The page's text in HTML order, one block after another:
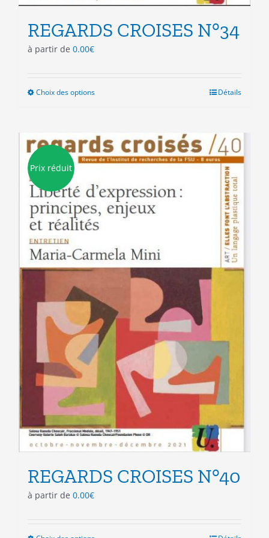
REGARDS CROISES N°34
à partir de 0.00€
Choix des optionsCe
plusieurs
variations.
Les
peuvent
être
choisies
sur
page
du
Détails
Prix réduit
REGARDS CROISES N°40
à partir de 0.00€